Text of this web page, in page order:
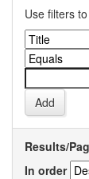
Use filters
Results/
In order